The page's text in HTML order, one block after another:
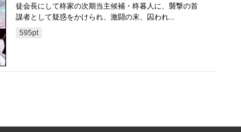
徒会長にして柊家の次期当主候補・柊暮人に、襲撃の首
謀者として疑惑をかけられ、激闘の末、囚われ...
595pt